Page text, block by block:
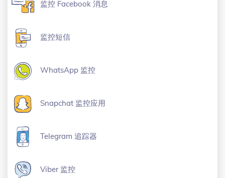
监控 Facebook 消息
监控短信
WhatsApp 监控
Snapchat 监控应用
Telegram 追踪器
Viber 监控